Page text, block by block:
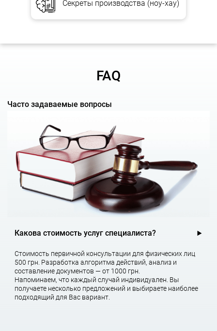
Секреты производства (ноу-хау);
информационных технологий;
Регистрация товарного знака.
Если у Вас возникли подозрения, что Ваши права
нарушаются, то Вы можете
обратиться к нашим
специалистам — адвокатам и юристам. Мы проведем
предварительный анализ нарушения и предложим Вам
самые оптимальные варианты защиты Ваших прав.
Секреты производства (ноу-хау)
FAQ
Часто задаваемые вопросы
Какова стоимость услуг специалиста?
Стоимость первичной консультации для физических лиц
500 грн. Разработка алгоритма действий, анализ и
составление документов — от 1000 грн.
Напоминаем, что каждый случай индивидуален. Вы
получаете несколько предложений и выбираете наиболее
подходящий для Вас вариант.